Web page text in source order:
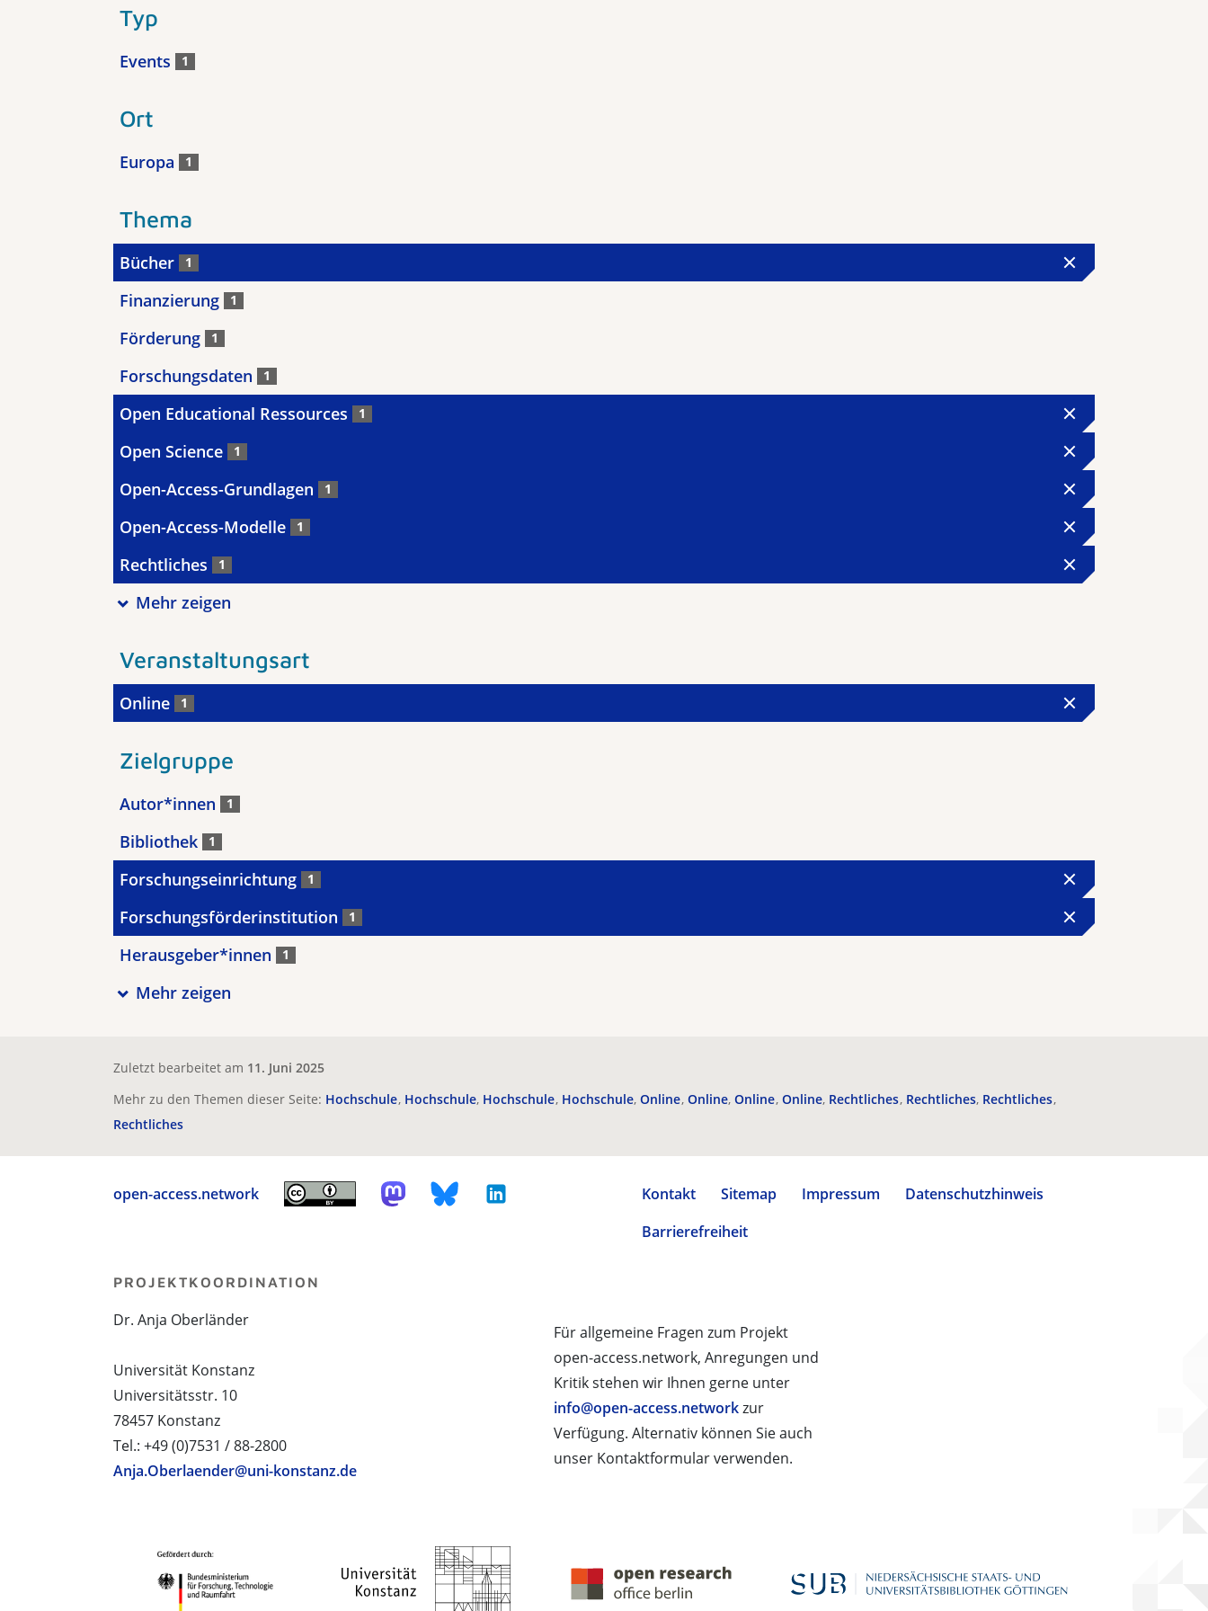
Typ
Events 1
Ort
Europa 1
Thema
Bücher 1
Finanzierung 1
Förderung 1
Forschungsdaten 1
Open Educational Ressources 1
Open Science 1
Open-Access-Grundlagen 1
Open-Access-Modelle 1
Rechtliches 1
Mehr zeigen
Veranstaltungsart
Online 1
Zielgruppe
Autor*innen 1
Bibliothek 1
Forschungseinrichtung 1
Forschungsförderinstitution 1
Herausgeber*innen 1
Mehr zeigen
Zuletzt bearbeitet am 11. Juni 2025
Mehr zu den Themen dieser Seite: Hochschule Hochschule Hochschule Hochschule Online Online Online Online Rechtliches Rechtliches Rechtliches
Rechtliches
open-access.network Kontakt Sitemap Impressum
Datenschutzhinweis
Barrierefreiheit
Für allgemeine Fragen zum Projekt
open-access.network, Anregungen und
Kritik stehen wir Ihnen gerne unter
info@open-access.networkzur
Verfügung. Alternativ können Sie auch
unser Kontaktformular verwenden.
PROJEKTKOORDINATION
Dr. Anja Oberländer
Universität Konstanz
Universitätsstr. 10
78457 Konstanz
Tel.: +49 (0)7531 / 88-2800
Anja.Oberlaender@uni-konstanz.de